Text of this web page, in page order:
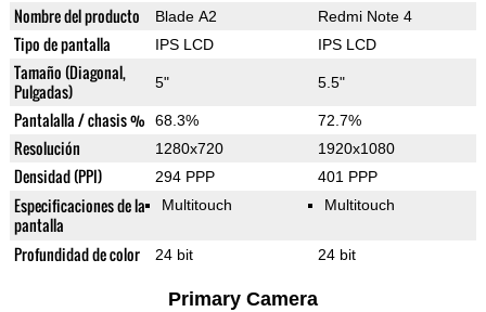
Nombre del producto Blade A2 Redmi Note 4
Tipo de pantalla IPS LCD IPS LCD
Tamaño (Diagonal,
Pulgadas)
5" 5.5"
Pantalalla / chasis % 68.3% 72.7%
Resolución 1280x720 1920x1080
Densidad (PPI) 294 PPP 401 PPP
Especificaciones de la
pantalla
Multitouch Multitouch
Profundidad de color 24 bit 24 bit
Primary Camera